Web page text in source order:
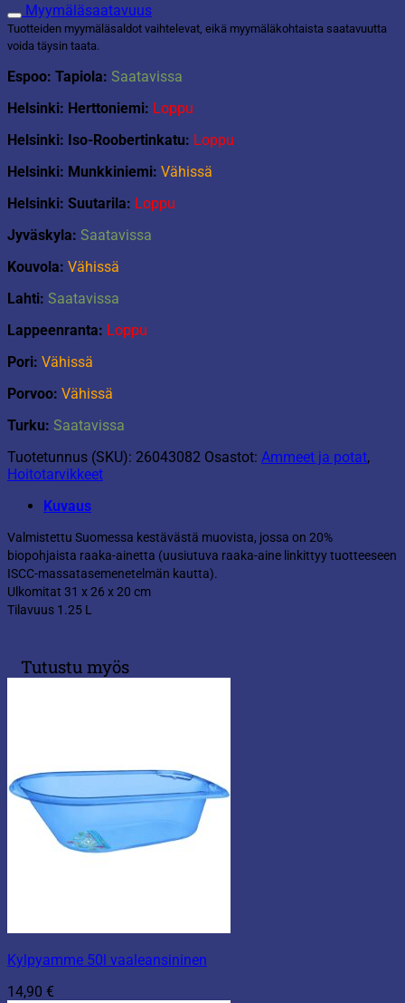
Myymäläsaatavuus
Tuotteiden myymäläsaldot vaihtelevat, eikä myymäläkohtaista saatavuutta
voida täysin taata.
Espoo: Tapiola: Saatavissa
Helsinki: Herttoniemi: Loppu
Helsinki: Iso-Roobertinkatu: Loppu
Helsinki: Munkkiniemi: Vähissä
Helsinki: Suutarila: Loppu
Jyväskyla: Saatavissa
Kouvola: Vähissä
Lahti: Saatavissa
Lappeenranta: Loppu
Pori: Vähissä
Porvoo: Vähissä
Turku: Saatavissa
Tuotetunnus (SKU): 26043082 Osastot: Ammeet ja potat,
Hoitotarvikkeet
Kuvaus
Valmistettu Suomessa kestävästä muovista, jossa on 20%
biopohjaista raaka-ainetta (uusiutuva raaka-aine linkittyy tuotteeseen
ISCC-massatasemenetelmän kautta).
Ulkomitat 31 x 26 x 20 cm
Tilavuus 1.25 L
Tutustu myös
Kylpyamme 50l vaaleansininen
14,90 €